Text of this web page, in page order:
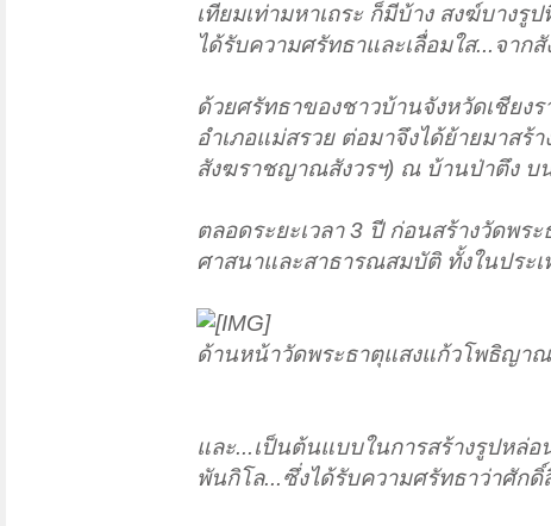
เทียมเท่ามหาเถระ ก็มีบ้าง สงฆ์บาง
ได้รับความศรัทธาและเลื่อมใส...จาก
ด้วยศรัทธาของชาวบ้านจังหวัดเชียง
อำเภอแม่สรวย ต่อมาจึงได้ย้ายมาส
สังฆราชญาณสังวรฯ) ณ บ้านป่าตึง บ
ตลอดระยะเวลา 3 ปี ก่อนสร้างวัดพ
ศาสนาและสาธารณสมบัติ ทั้งในประเ
ด้านหน้าวัดพระธาตุแสงแก้วโพธิญา
และ...เป็นต้นแบบในการสร้างรูปหล่อ
พันกิโล...ซึ่งได้รับความศรัทธาว่าศัก